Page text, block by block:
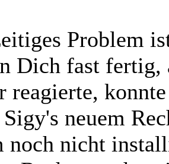
Problem
Dich fast fertig,
reagierte,
neuem
noch nicht